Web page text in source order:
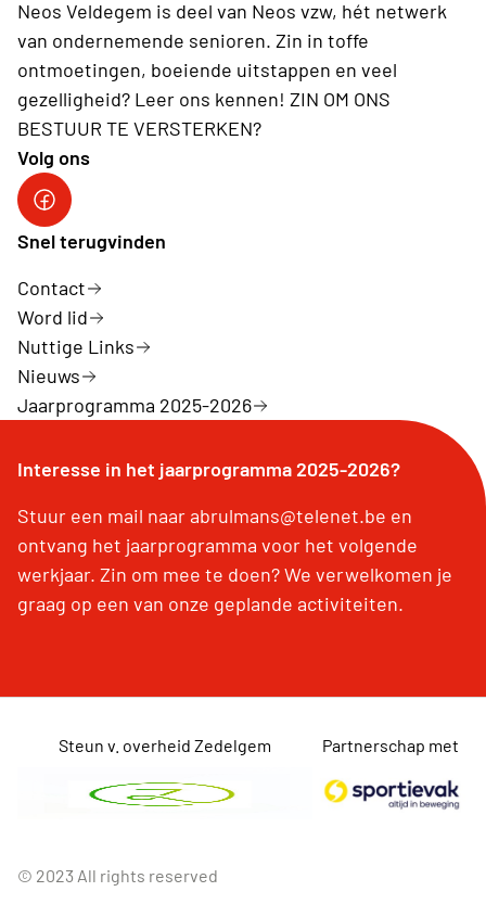
Neos Veldegem is deel van Neos vzw, hét netwerk
van ondernemende senioren. Zin in toffe
ontmoetingen, boeiende uitstappen en veel
gezelligheid? Leer ons kennen! ZIN OM ONS
BESTUUR TE VERSTERKEN?
Volg ons
Facebook NEOS Veldegem
Snel terugvinden
Contact
Word lid
Nuttige Links
Nieuws
Jaarprogramma 2025-2026
Interesse in het jaarprogramma 2025-2026?
Stuur een mail naar abrulmans@telenet.be en
ontvang het jaarprogramma voor het volgende
werkjaar. Zin om mee te doen? We verwelkomen je
graag op een van onze geplande activiteiten.
Steun v. overheid Zedelgem Partnerschap met
© 2023 All rights reserved